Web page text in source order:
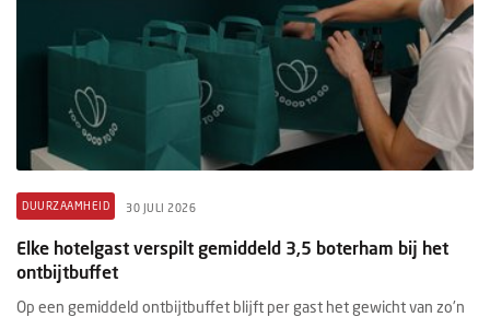
DUURZAAMHEID 30 JULI 2026
Elke hotelgast verspilt gemiddeld 3,5 boterham bij het
ontbijtbuffet
Op een gemiddeld ontbijtbuffet blijft per gast het gewicht van zo'n